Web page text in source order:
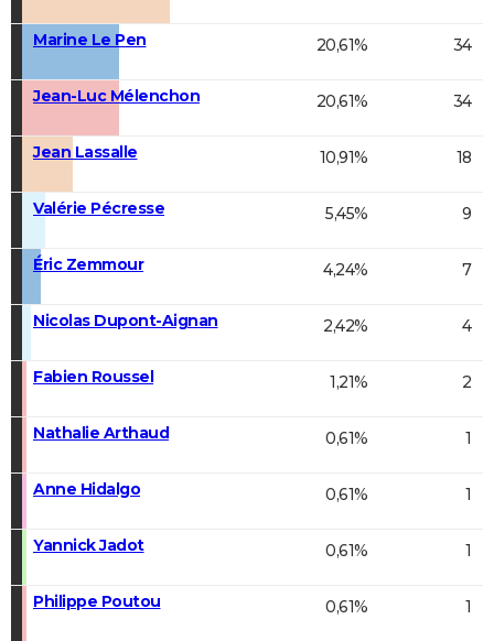
Marine Le Pen 20,61% 34
Jean-Luc Mélenchon 20,61% 34
Jean Lassalle 10,91% 18
Valérie Pécresse 5,45% 9
Éric Zemmour 4,24% 7
Nicolas Dupont-Aignan 2,42% 4
Fabien Roussel 1,21% 2
Nathalie Arthaud 0,61% 1
Anne Hidalgo 0,61% 1
Yannick Jadot 0,61% 1
Philippe Poutou 0,61% 1